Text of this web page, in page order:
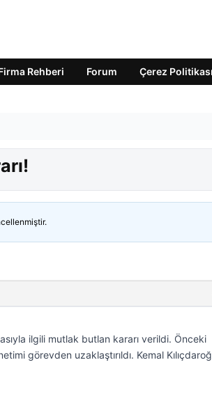
Rehberi Forum Çerez Politikası
ilgili mutlak butlan kararı verildi. Önceki
görevden uzaklaştırıldı. Kemal